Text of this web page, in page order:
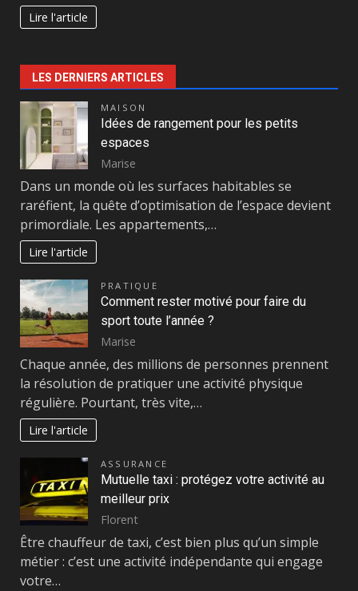
Lire l'article
LES DERNIERS ARTICLES
MAISON
Idées de rangement pour les petits
espaces
Marise
Dans un monde où les surfaces habitables se
raréfient, la quête d’optimisation de l’espace devient
primordiale. Les appartements,…
Lire l'article
PRATIQUE
Comment rester motivé pour faire du
sport toute l’année ?
Marise
Chaque année, des millions de personnes prennent
la résolution de pratiquer une activité physique
régulière. Pourtant, très vite,…
Lire l'article
ASSURANCE
Mutuelle taxi : protégez votre activité au
meilleur prix
Florent
Être chauffeur de taxi, c’est bien plus qu’un simple
métier : c’est une activité indépendante qui engage
votre…